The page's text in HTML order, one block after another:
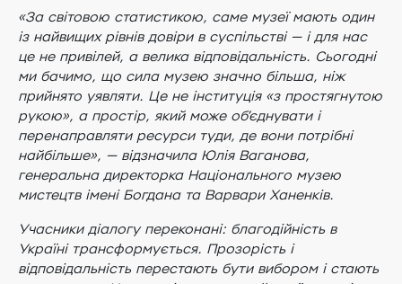
«За світовою статистикою, саме музеї мають один
із найвищих рівнів довіри в суспільстві — і для нас
це не привілей, а велика відповідальність. Сьогодні
ми бачимо, що сила музею значно більша, ніж
прийнято уявляти. Це не інституція «з простягнутою
рукою», а простір, який може об’єднувати і
перенаправляти ресурси туди, де вони потрібні
найбільше», — відзначила Юлія Ваганова,
генеральна директорка Національного музею
мистецтв імені Богдана та Варвари Ханенків.
Учасники діалогу переконані: благодійність в
Україні трансформується. Прозорість і
відповідальність перестають бути вибором і стають